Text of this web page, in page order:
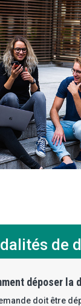
de
déposer la
doit être